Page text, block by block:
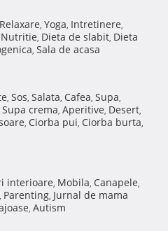
Relaxare, Yoga, Intretinere,
Nutritie, Dieta de slabit, Dieta
, Sala de acasa
, Sos, Salata, Cafea, Supa,
Supa crema, Aperitive, Desert,
, Ciorba pui, Ciorba burta,
interioare, Mobila, Canapele,
, Parenting, Jurnal de mama
, Autism